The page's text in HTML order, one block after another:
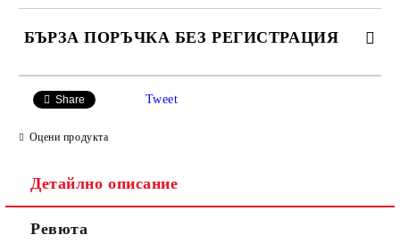
БЪРЗА ПОРЪЧКА БЕЗ РЕГИСТРАЦИЯ
Share Tweet
Оцени продукта
Детайлно описание
Ревюта